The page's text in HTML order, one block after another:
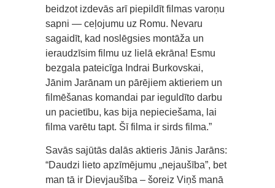
beidzot izdevās arī piepildīt filmas varoņu
sapni — ceļojumu uz Romu. Nevaru
sagaidīt, kad noslēgsies montāža un
ieraudzīsim filmu uz lielā ekrāna! Esmu
bezgala pateicīga Indrai Burkovskai,
Jānim Jarānam un pārējiem aktieriem un
filmēšanas komandai par ieguldīto darbu
un pacietību, kas bija nepieciešama, lai
filma varētu tapt. Šī filma ir sirds filma.”
Savās sajūtās dalās aktieris Jānis Jarāns:
“Daudzi lieto apzīmējumu „nejaušība”, bet
man tā ir Dievjaušība – šoreiz Viņš manā